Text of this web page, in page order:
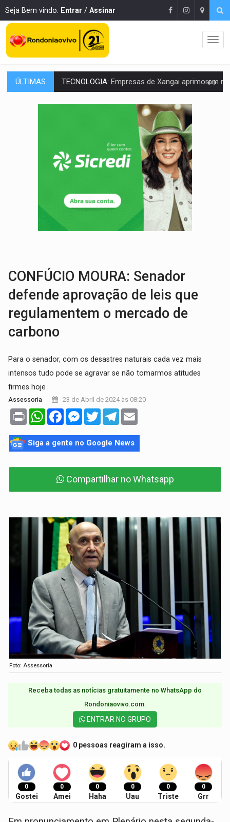
Seja Bem vindo. Entrar / Assinar
ÚLTIMAS PROTEGE A TERRA:China descobre como explodir asteroide com bomba
VÍDEO:Motociclista morre após bater na traseira de
Essa receita com frango virou o meu
EMPREENDEDORISMO: 7 negócios que podem começar com pouco dinheiro e
GIGANTE DA AMÉRICA: Brasil reúne dimensão continental e posição
10 dicas importantes para quem quer
VARCENA:Cientistas descobrem nova espécie de rã em florestas
BARGANHA: Vai comprar celular usado? Veja como consultar o
CONFÚCIO MOURA: Senador
defende aprovação de leis que
regulamentem o mercado de
carbono
Para o senador, com os desastres naturais cada vez mais
intensos tudo pode se agravar se não tomarmos atitudes
firmes hoje
Assessoria 23 de Abril de 2024 às 08:20
Print WhatsAppFacebookMessenger
TwitterTelegram
Siga a gente no Google News
Compartilhar no Whatsapp
Foto: Assessoria
Receba todas as notícias gratuitamente no WhatsApp do
Rondoniaovivo.com.​
ENTRAR NO GRUPO
0 pessoas reagiram a isso.
0
Gostei
0
Amei
0
Haha
0
Uau
0
Triste
0
Grr